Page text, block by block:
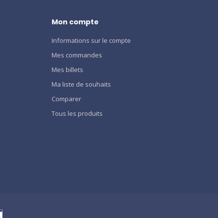
Mon compte
Informations sur le compte
Mes commandes
Mes billets
Ma liste de souhaits
Comparer
Tous les produits